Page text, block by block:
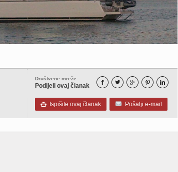
Društvene mreže
Podijeli ovaj članak     
 Ispišite ovaj članak Pošalji e-mail